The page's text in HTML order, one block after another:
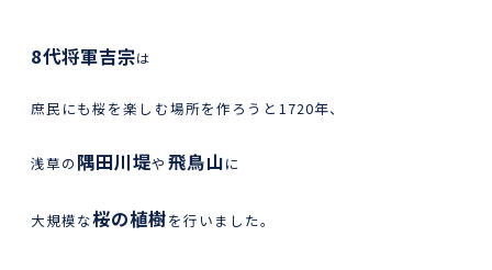
8代将軍吉宗は
庶民にも桜を楽しむ場所を作ろうと1720年、
浅草の 隅田川堤や 飛鳥山に
大規模な桜の植樹を行いました。